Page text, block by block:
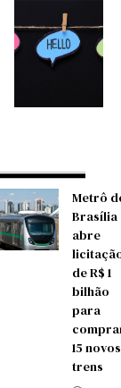
Metrô
Brasília
abre
de R$ 1
bilhão
para
15 novos
trens